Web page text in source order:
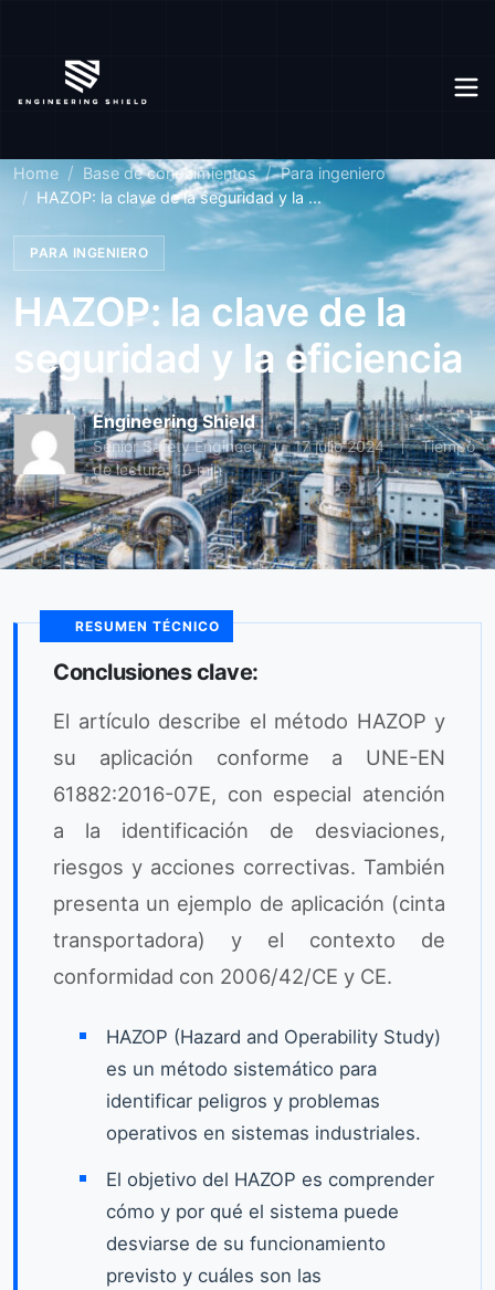
Home Base de conocimientos
Para ingeniero
HAZOP: la clave de la seguridad y la ...
PARA INGENIERO
HAZOP: la clave de la
seguridad y la eficiencia
Engineering Shield
Senior Safety Engineer 17 julio 2024
Tiempo
de lectura: 10 min
RESUMEN TÉCNICO
Conclusiones clave:
El artículo describe el método HAZOP y
su aplicación conforme a UNE-EN
61882:2016-07E, con especial atención
a la identificación de desviaciones,
riesgos y acciones correctivas. También
presenta un ejemplo de aplicación (cinta
transportadora) y el contexto de
conformidad con 2006/42/CE y CE.
HAZOP (Hazard and Operability Study)
es un método sistemático para
identificar peligros y problemas
operativos en sistemas industriales.
El objetivo del HAZOP es comprender
cómo y por qué el sistema puede
desviarse de su funcionamiento
previsto y cuáles son las